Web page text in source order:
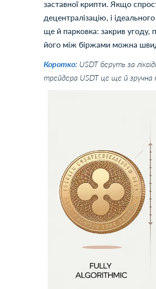
заставної крипти. Якщо
децентралізацію, і
ще й парковка: закрив угоду,
його між біржами можна
Коротко: USDT беруть за
трейдера USDT це ще й зручна